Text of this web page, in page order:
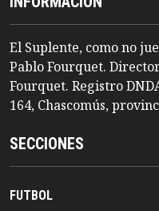
El Suplente, como no
Pablo Fourquet.
Fourquet. Registro
164, Chascomús,
SECCIONES
FUTBOL